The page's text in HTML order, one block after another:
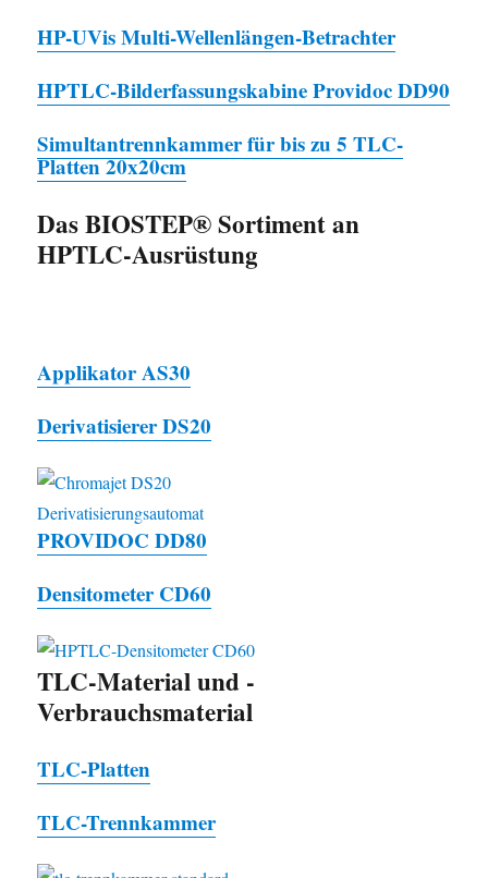
HP-UVis Multi-Wellenlängen-Betrachter
HPTLC-Bilderfassungskabine Providoc DD90
Simultantrennkammer für bis zu 5 TLC-
Platten 20x20cm
Das BIOSTEP® Sortiment an
HPTLC-Ausrüstung
Applikator AS30
Derivatisierer DS20
PROVIDOC DD80
Densitometer CD60
TLC-Material und -
Verbrauchsmaterial
TLC-Platten
TLC-Trennkammer